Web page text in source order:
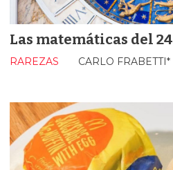
Las matemáticas del 24
CARLO FRABETTI*
RAREZAS